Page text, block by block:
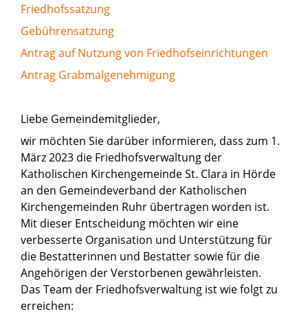
Friedhofssatzung
Gebührensatzung
Antrag auf Nutzung von Friedhofseinrichtungen
Antrag Grabmalgenehmigung
Liebe Gemeindemitglieder,
wir möchten Sie darüber informieren, dass zum 1.
März 2023 die Friedhofsverwaltung der
Katholischen Kirchengemeinde St. Clara in Hörde
an den Gemeindeverband der Katholischen
Kirchengemeinden Ruhr übertragen worden ist.
Mit dieser Entscheidung möchten wir eine
verbesserte Organisation und Unterstützung für
die Bestatterinnen und Bestatter sowie für die
Angehörigen der Verstorbenen gewährleisten.
Das Team der Friedhofsverwaltung ist wie folgt zu
erreichen: